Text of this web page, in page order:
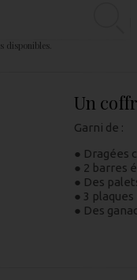
disponibles.
Un
Garni de :
● Dragées
● 2 barres
● Des
● 3
● Des